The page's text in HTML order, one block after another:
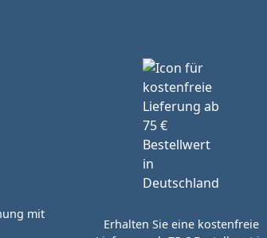
mit
Erhalten Sie eine kostenfreie